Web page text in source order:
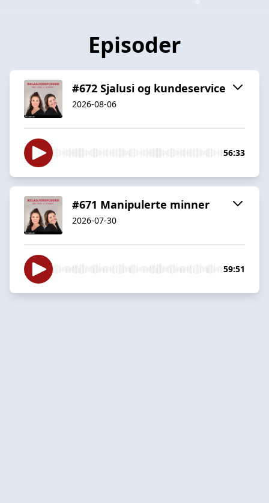
Episoder
#672 Sjalusi og kundeservice
2026-08-06
56:33
#671 Manipulerte minner
2026-07-30
59:51